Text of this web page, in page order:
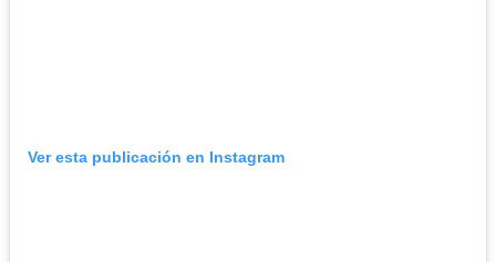
Ver esta publicación en Instagram